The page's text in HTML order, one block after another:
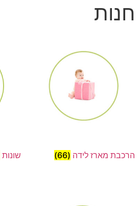
חנות
הרכבת מארז לידה (66) שונות